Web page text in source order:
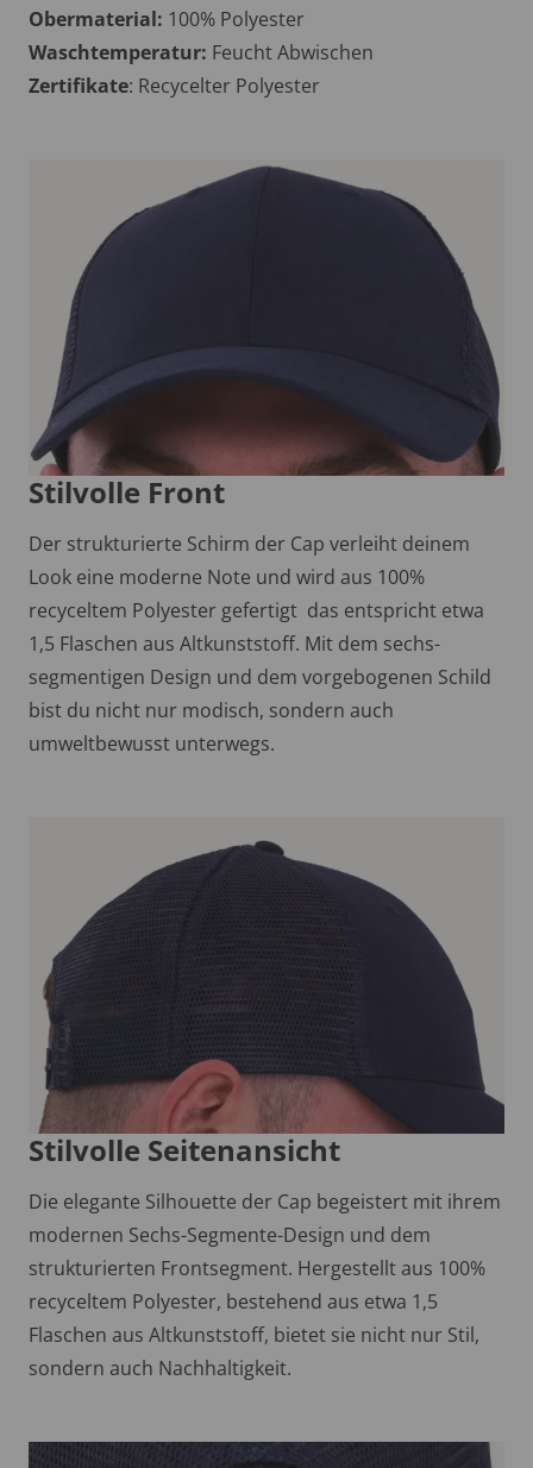
Obermaterial: 100% Polyester
Waschtemperatur: Feucht Abwischen
Zertifikate: Recycelter Polyester
Stilvolle Front
Der strukturierte Schirm der Cap verleiht deinem
Look eine moderne Note und wird aus 100%
recyceltem Polyester gefertigt  das entspricht etwa
1,5 Flaschen aus Altkunststoff. Mit dem sechs-
segmentigen Design und dem vorgebogenen Schild
bist du nicht nur modisch, sondern auch
umweltbewusst unterwegs.
Stilvolle Seitenansicht
Die elegante Silhouette der Cap begeistert mit ihrem
modernen Sechs-Segmente-Design und dem
strukturierten Frontsegment. Hergestellt aus 100%
recyceltem Polyester, bestehend aus etwa 1,5
Flaschen aus Altkunststoff, bietet sie nicht nur Stil,
sondern auch Nachhaltigkeit.